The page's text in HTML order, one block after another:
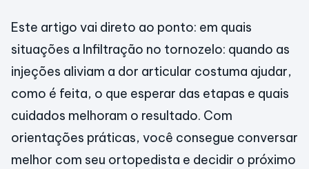
Este artigo vai direto ao ponto: em quais
situações a Infiltração no tornozelo: quando as
injeções aliviam a dor articular costuma ajudar,
como é feita, o que esperar das etapas e quais
cuidados melhoram o resultado. Com
orientações práticas, você consegue conversar
melhor com seu ortopedista e decidir o próximo